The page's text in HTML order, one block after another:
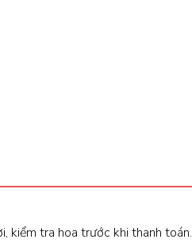
kiểm tra hoa trước khi thanh toán.